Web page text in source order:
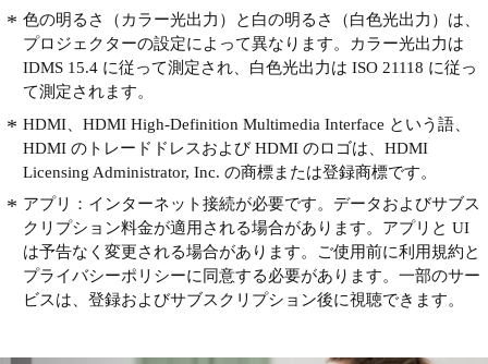
色の明るさ（カラー光出力）と白の明るさ（白色光出力）は、
プロジェクターの設定によって異なります。カラー光出力は
IDMS 15.4 に従って測定され、白色光出力は ISO 21118 に従っ
て測定されます。
HDMI、HDMI High-Definition Multimedia Interface という語、
HDMI のトレードドレスおよび HDMI のロゴは、HDMI
Licensing Administrator, Inc. の商標または登録商標です。
アプリ：インターネット接続が必要です。データおよびサブス
クリプション料金が適用される場合があります。アプリと UI
は予告なく変更される場合があります。ご使用前に利用規約と
プライバシーポリシーに同意する必要があります。一部のサー
ビスは、登録およびサブスクリプション後に視聴できます。